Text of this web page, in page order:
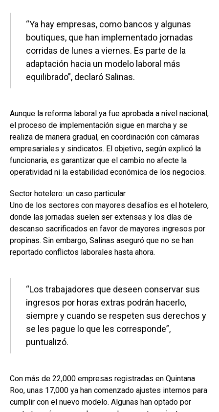
“Ya hay empresas, como bancos y algunas
boutiques, que han implementado jornadas
corridas de lunes a viernes. Es parte de la
adaptación hacia un modelo laboral más
equilibrado”, declaró Salinas.
Aunque la reforma laboral ya fue aprobada a nivel nacional,
el proceso de implementación sigue en marcha y se
realiza de manera gradual, en coordinación con cámaras
empresariales y sindicatos. El objetivo, según explicó la
funcionaria, es garantizar que el cambio no afecte la
operatividad ni la estabilidad económica de los negocios.
Sector hotelero: un caso particular
Uno de los sectores con mayores desafíos es el hotelero,
donde las jornadas suelen ser extensas y los días de
descanso sacrificados en favor de mayores ingresos por
propinas. Sin embargo, Salinas aseguró que no se han
reportado conflictos laborales hasta ahora.
“Los trabajadores que deseen conservar sus
ingresos por horas extras podrán hacerlo,
siempre y cuando se respeten sus derechos y
se les pague lo que les corresponde”,
puntualizó.
Con más de 22,000 empresas registradas en Quintana
Roo, unas 17,000 ya han comenzado ajustes internos para
cumplir con el nuevo modelo. Algunas han optado por